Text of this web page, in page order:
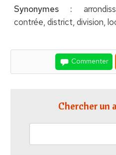
Synonymes :
contrée, district, division,
Commenter
Chercher un